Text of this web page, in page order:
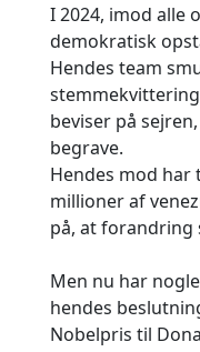
I 2024, imod alle
demokratisk
Hendes team
beviser på
begrave.
Hendes mod
millioner af
på, at forandring
Men nu har
hendes
Nobelpris til